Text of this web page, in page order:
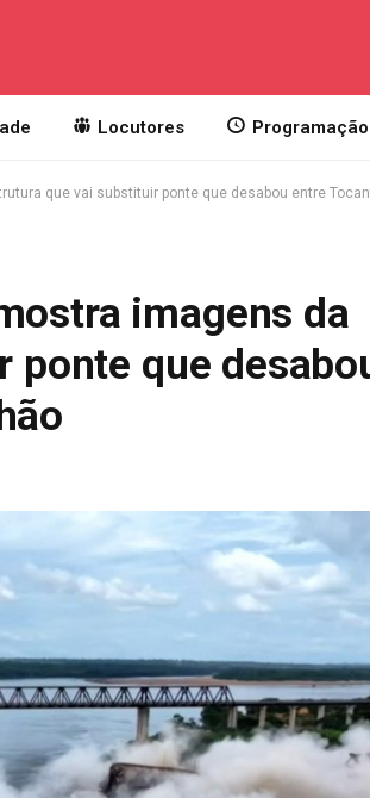
Locutores Programação
que vai substituir ponte que desabou entre
imagens da
que